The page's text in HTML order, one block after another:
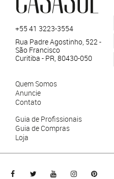
+55 41 3223-3554
Rua Padre Agostinho, 522 -
São Francisco
Curitiba - PR, 80430-050
Quem Somos
Anuncie
Contato
Guia de Profissionais
Guia de Compras
Loja